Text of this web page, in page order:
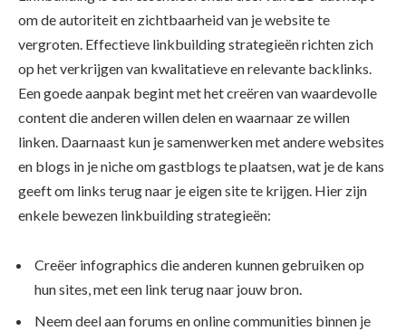
om de autoriteit en zichtbaarheid van je website te
vergroten. Effectieve linkbuilding strategieën richten zich
op het verkrijgen van kwalitatieve en relevante backlinks.
Een goede aanpak begint met het creëren van waardevolle
content die anderen willen delen en waarnaar ze willen
linken. Daarnaast kun je samenwerken met andere websites
en blogs in je niche om gastblogs te plaatsen, wat je de kans
geeft om links terug naar je eigen site te krijgen. Hier zijn
enkele bewezen linkbuilding strategieën:
Creëer infographics die anderen kunnen gebruiken op
hun sites, met een link terug naar jouw bron.
Neem deel aan forums en online communities binnen je